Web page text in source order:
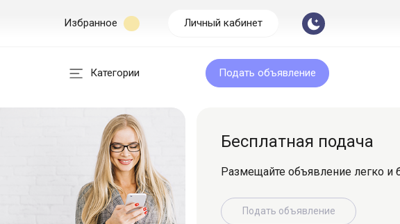
Избранное Личный кабинет
Категории Подать объявление
Бесплатная подача
Размещайте объявление легко и
Подать объявление